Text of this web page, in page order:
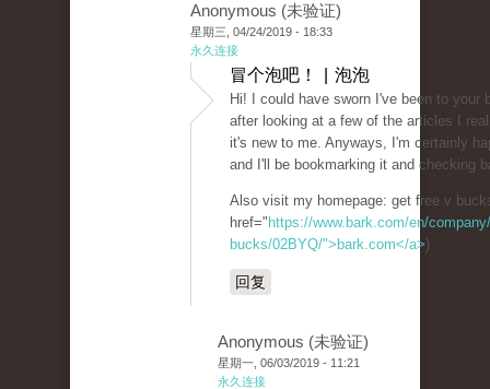
Anonymous (未验证)
星期三, 04/24/2019 - 18:33
永久连接
冒个泡吧！ | 泡泡
Hi! I could have sworn I've been to your
after looking at a few of the articles I
it's new to me. Anyways, I'm certainly
and I'll be bookmarking it and checking
Also visit my homepage: get free v
href=" https://www.bark.com/en/
bucks/02BYQ/">bark.com</a>)
回复
Anonymous (未验证)
星期一, 06/03/2019 - 11:21
永久连接